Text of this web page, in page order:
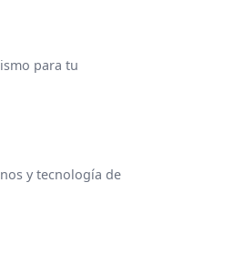
para tu
y tecnología de